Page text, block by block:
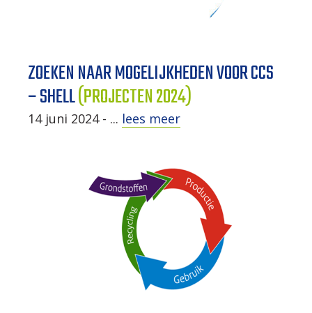
ZOEKEN NAAR MOGELIJKHEDEN VOOR CCS
– SHELL(PROJECTEN 2024)
14 juni 2024 - ... lees meer